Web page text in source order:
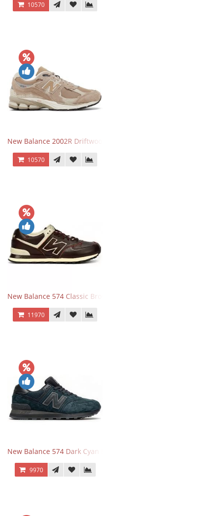
10570
New Balance 2002R Driftwood Sea Salt бежевые
10570
New Balance 574 Classic Brown White
11970
New Balance 574 Dark Cyan Black Suede
9970